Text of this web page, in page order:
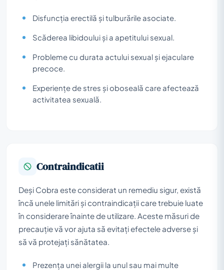
Disfuncția erectilă și tulburările asociate.
Scăderea libidoului și a apetitului sexual.
Probleme cu durata actului sexual și ejaculare
precoce.
Experiențe de stres și oboseală care afectează
activitatea sexuală.
Contraindicatii
Deși Cobra este considerat un remediu sigur, există
încă unele limitări și contraindicații care trebuie luate
în considerare înainte de utilizare. Aceste măsuri de
precauție vă vor ajuta să evitați efectele adverse și
să vă protejați sănătatea.
Prezența unei alergii la unul sau mai multe